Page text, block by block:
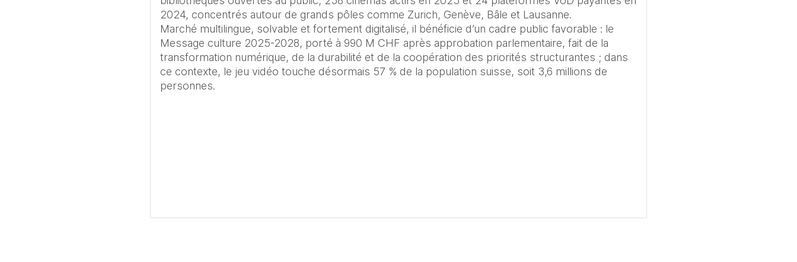
2024, concentrés autour de grands pôles comme Zurich, Genève, Bâle et Lausanne.
Marché multilingue, solvable et fortement digitalisé, il bénéficie d’un cadre public favorable : le
Message culture 2025-2028, porté à 990 M CHF après approbation parlementaire, fait de la
transformation numérique, de la durabilité et de la coopération des priorités structurantes ; dans
ce contexte, le jeu vidéo touche désormais 57 % de la population suisse, soit 3,6 millions de
personnes.